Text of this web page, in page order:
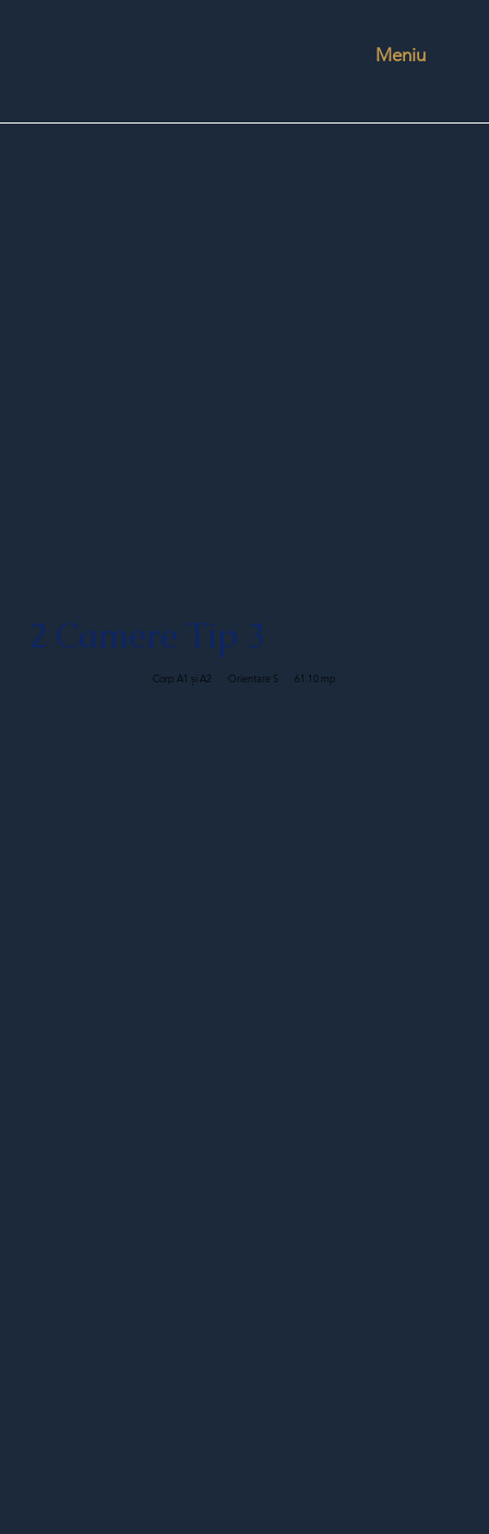
Meniu
2 Camere Tip 3
Corp A1 și A2 Orientare S 61.10 mp